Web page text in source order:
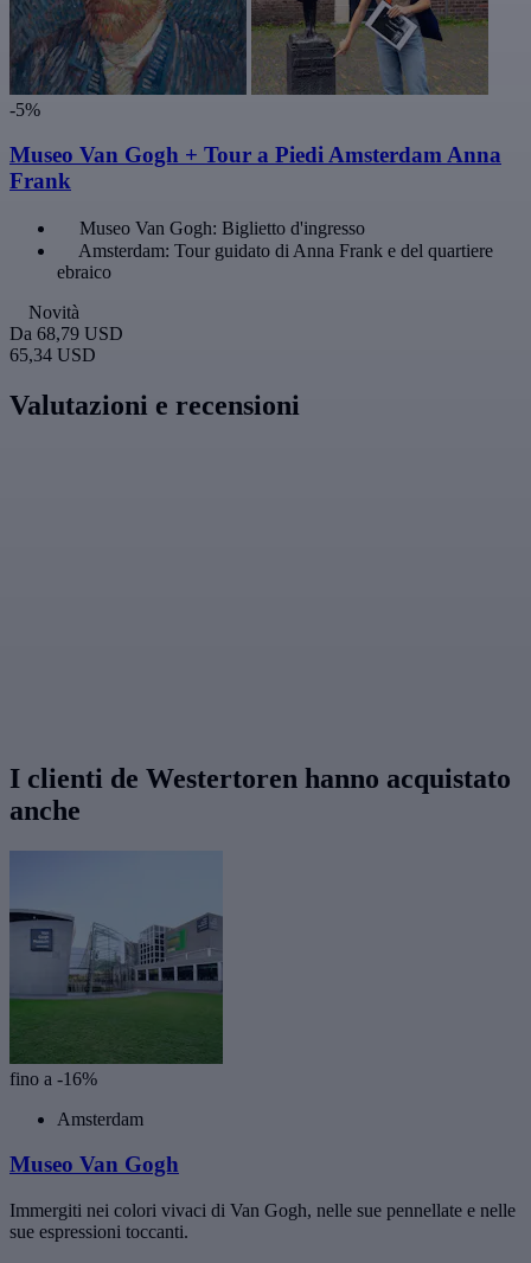
-5%
Museo Van Gogh + Tour a Piedi Amsterdam Anna
Frank
Museo Van Gogh: Biglietto d'ingresso
Amsterdam: Tour guidato di Anna Frank e del quartiere
ebraico
Novità
Da 68,79 USD
65,34 USD
Valutazioni e recensioni
I clienti de Westertoren hanno acquistato
anche
fino a -16%
Amsterdam
Museo Van Gogh
Immergiti nei colori vivaci di Van Gogh, nelle sue pennellate e nelle
sue espressioni toccanti.